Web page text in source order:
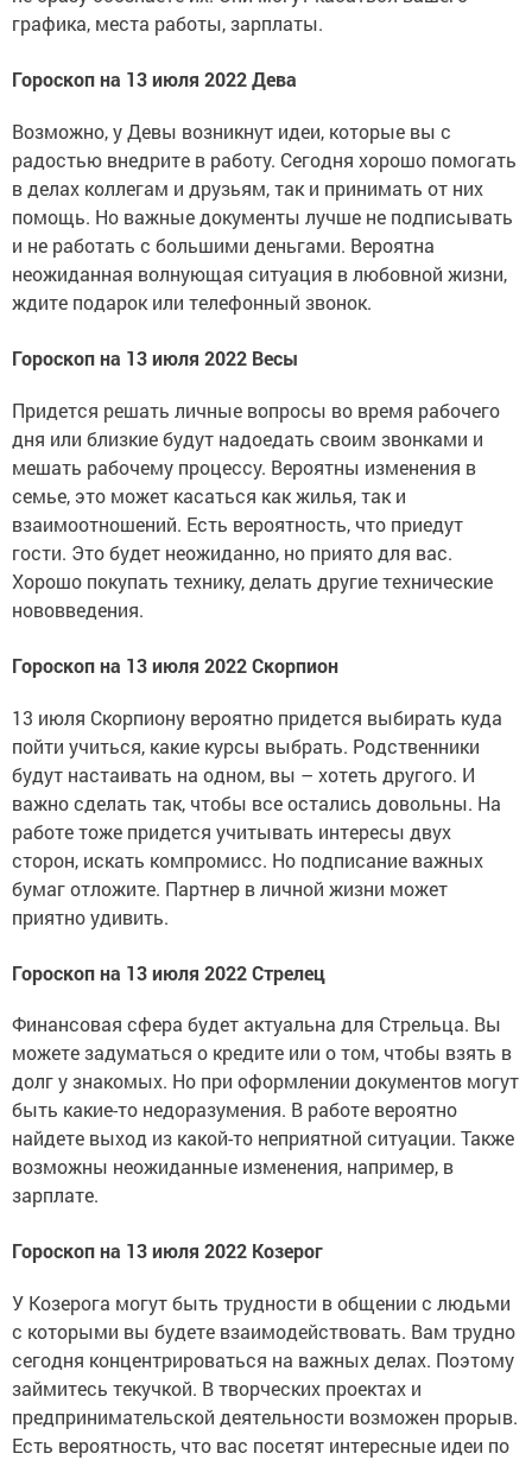
графика, места работы, зарплаты.
Гороскоп на 13 июля 2022 Дева
Возможно, у Девы возникнут идеи, которые вы с
радостью внедрите в работу. Сегодня хорошо помогать
в делах коллегам и друзьям, так и принимать от них
помощь. Но важные документы лучше не подписывать
и не работать с большими деньгами. Вероятна
неожиданная волнующая ситуация в любовной жизни,
ждите подарок или телефонный звонок.
Гороскоп на 13 июля 2022 Весы
Придется решать личные вопросы во время рабочего
дня или близкие будут надоедать своим звонками и
мешать рабочему процессу. Вероятны изменения в
семье, это может касаться как жилья, так и
взаимоотношений. Есть вероятность, что приедут
гости. Это будет неожиданно, но приято для вас.
Хорошо покупать технику, делать другие технические
нововведения.
Гороскоп на 13 июля 2022 Скорпион
13 июля Скорпиону вероятно придется выбирать куда
пойти учиться, какие курсы выбрать. Родственники
будут настаивать на одном, вы – хотеть другого. И
важно сделать так, чтобы все остались довольны. На
работе тоже придется учитывать интересы двух
сторон, искать компромисс. Но подписание важных
бумаг отложите. Партнер в личной жизни может
приятно удивить.
Гороскоп на 13 июля 2022 Стрелец
Финансовая сфера будет актуальна для Стрельца. Вы
можете задуматься о кредите или о том, чтобы взять в
долг у знакомых. Но при оформлении документов могут
быть какие-то недоразумения. В работе вероятно
найдете выход из какой-то неприятной ситуации. Также
возможны неожиданные изменения, например, в
зарплате.
Гороскоп на 13 июля 2022 Козерог
У Козерога могут быть трудности в общении с людьми
с которыми вы будете взаимодействовать. Вам трудно
сегодня концентрироваться на важных делах. Поэтому
займитесь текучкой. В творческих проектах и
предпринимательской деятельности возможен прорыв.
Есть вероятность, что вас посетят интересные идеи по